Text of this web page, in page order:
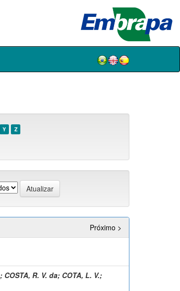
Y Z
Próximo >
; COSTA, R. V. da; COTA, L. V.;